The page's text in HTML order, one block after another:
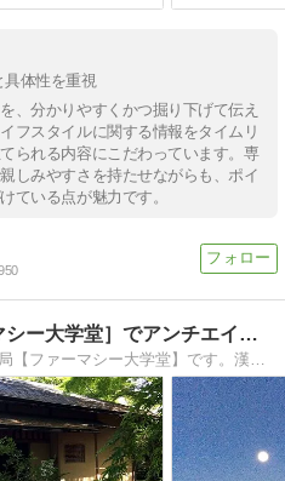
体性を重視
、分かりやすくかつ掘り下げて伝え
フスタイルに関する情報をタイムリ
られる内容にこだわっています。専
しみやすさを持たせながらも、ポイ
ている点が魅力です。
名古屋の薬局［ファーマシー大学堂］でアンチエイジング！
名古屋市中村区にある相談薬局【ファーマシー大学堂】です。漢方相談・無料エステなど、あなたの健康と美を総合的にサポートいたします！通販も是非ご利用ください。